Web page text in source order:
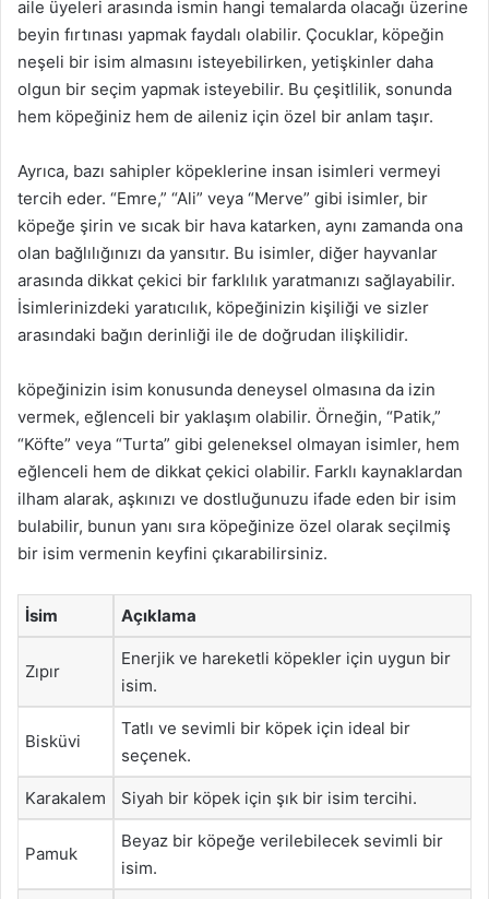
aile üyeleri arasında ismin hangi temalarda olacağı üzerine
beyin fırtınası yapmak faydalı olabilir. Çocuklar, köpeğin
neşeli bir isim almasını isteyebilirken, yetişkinler daha
olgun bir seçim yapmak isteyebilir. Bu çeşitlilik, sonunda
hem köpeğiniz hem de aileniz için özel bir anlam taşır.
Ayrıca, bazı sahipler köpeklerine insan isimleri vermeyi
tercih eder. “Emre,” “Ali” veya “Merve” gibi isimler, bir
köpeğe şirin ve sıcak bir hava katarken, aynı zamanda ona
olan bağlılığınızı da yansıtır. Bu isimler, diğer hayvanlar
arasında dikkat çekici bir farklılık yaratmanızı sağlayabilir.
İsimlerinizdeki yaratıcılık, köpeğinizin kişiliği ve sizler
arasındaki bağın derinliği ile de doğrudan ilişkilidir.
köpeğinizin isim konusunda deneysel olmasına da izin
vermek, eğlenceli bir yaklaşım olabilir. Örneğin, “Patik,”
“Köfte” veya “Turta” gibi geleneksel olmayan isimler, hem
eğlenceli hem de dikkat çekici olabilir. Farklı kaynaklardan
ilham alarak, aşkınızı ve dostluğunuzu ifade eden bir isim
bulabilir, bunun yanı sıra köpeğinize özel olarak seçilmiş
bir isim vermenin keyfini çıkarabilirsiniz.
İsim Açıklama
Zıpır
Enerjik ve hareketli köpekler için uygun bir
isim.
Bisküvi
Tatlı ve sevimli bir köpek için ideal bir
seçenek.
Karakalem Siyah bir köpek için şık bir isim tercihi.
Pamuk
Beyaz bir köpeğe verilebilecek sevimli bir
isim.